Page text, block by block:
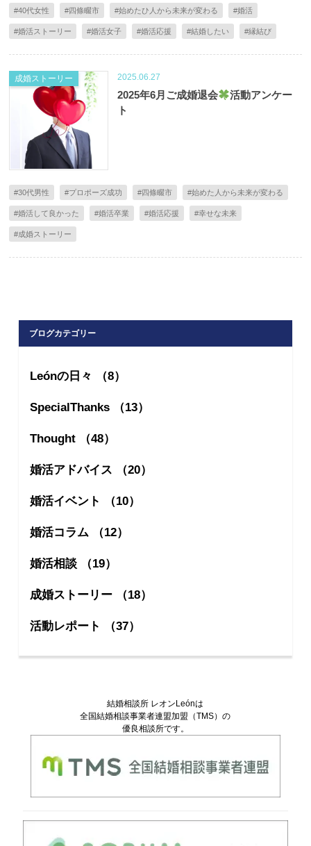
#40代女性 #四條畷市 #始めたひ人から未来が変わる #婚活
#婚活ストーリー #婚活女子 #婚活応援 #結婚したい #縁結び
2025.06.27
成婚ストーリー
2025年6月ご成婚退会
活動アンケー
ト
#30代男性 #プロポーズ成功 #四條畷市 #始めた人から未来が変わる
#婚活して良かった #婚活卒業 #婚活応援 #幸せな未来
#成婚ストーリー
ブログカテゴリー
Leónの日々 （8）
SpecialThanks （13）
Thought （48）
婚活アドバイス （20）
婚活イベント （10）
婚活コラム （12）
婚活相談 （19）
成婚ストーリー （18）
活動レポート （37）
結婚相談所 レオンLeónは
全国結婚相談事業者連盟加盟（TMS）の
優良相談所です。